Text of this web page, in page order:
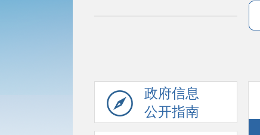
政府信息
公开指南